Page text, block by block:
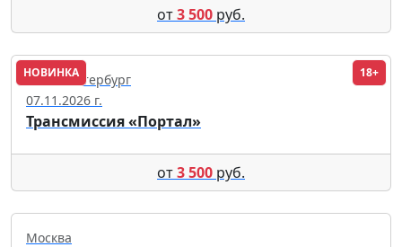
от3 500 руб.
НОВИНКА 18+
Санкт-Петербург
07.11.2026 г.
Трансмиссия «Портал»
от3 500 руб.
Москва